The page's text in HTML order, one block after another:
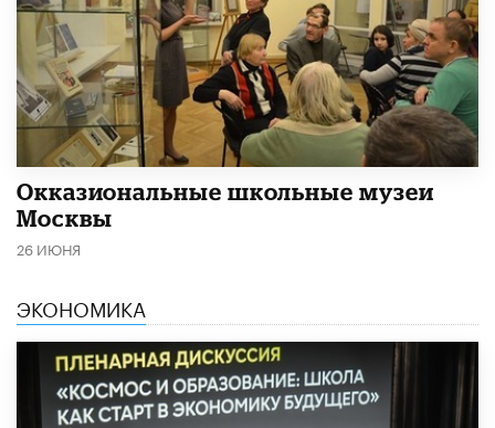
​Окказиональные школьные музеи
Москвы
26 ИЮНЯ
ЭКОНОМИКА